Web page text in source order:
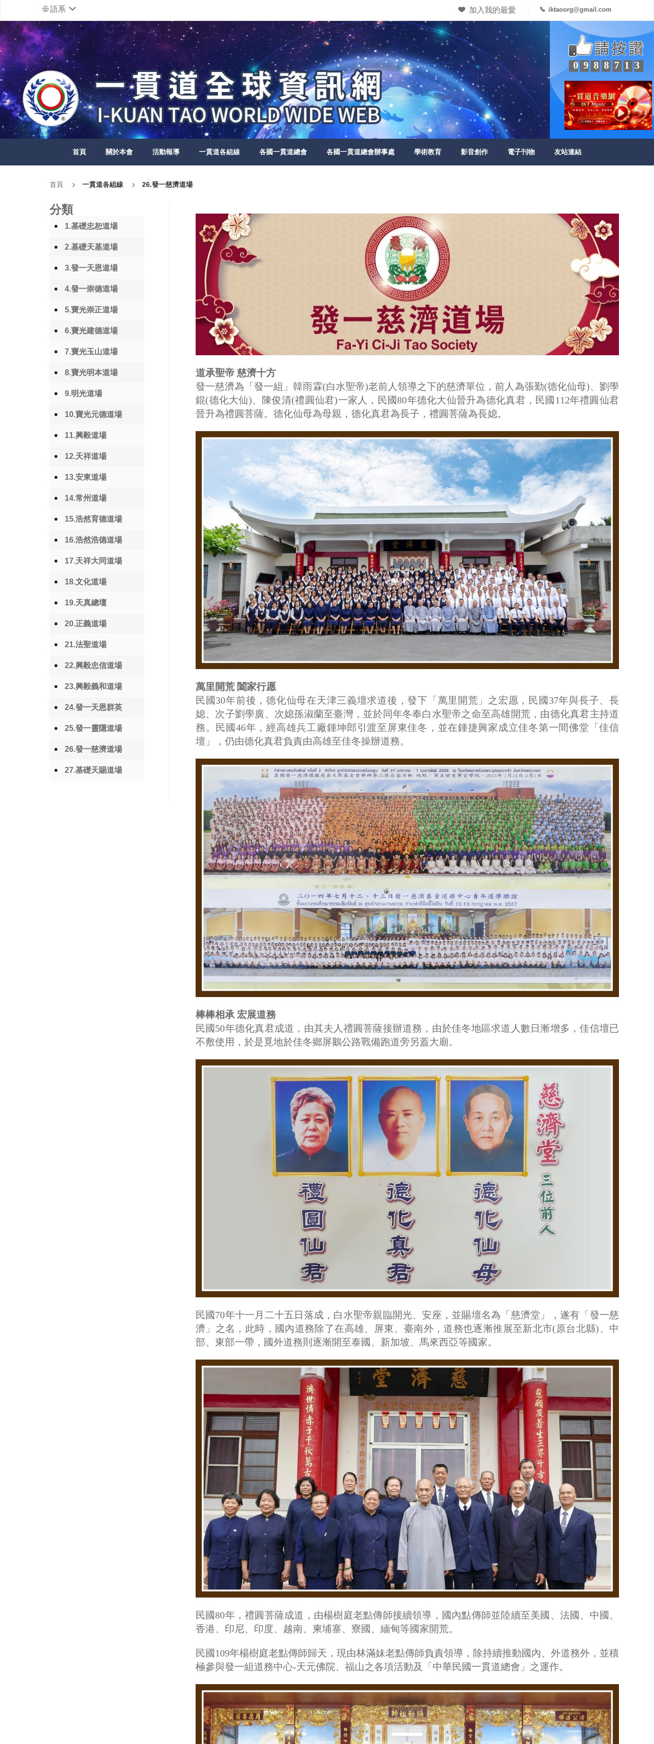
語系 加入我的最愛 iktaoorg@gmail.com
0988713
首頁 關於本會 活動報導 一貫道各組線 各國一貫道總會 各國一貫道總會辦事處 學術教育 影音創作 電子刊物 友站連結
首頁 一貫道各組線 26.發一慈濟道場
分類
1.基礎忠恕道場
2.基礎天基道場
3.發一天恩道場
4.發一崇德道場
5.寶光崇正道場
6.寶光建德道場
7.寶光玉山道場
8.寶光明本道場
9.明光道場
10.寶光元德道場
11.興毅道場
12.天祥道場
13.安東道場
14.常州道場
15.浩然育德道場
16.浩然浩德道場
17.天祥大同道場
18.文化道場
19.天真總壇
20.正義道場
21.法聖道場
22.興毅忠信道場
23.興毅義和道場
24.發一天恩群英
25.發一靈隱道場
26.發一慈濟道場
27.基礎天賜道場
道承聖帝 慈濟十方
發一慈濟為「發一組」韓雨霖(白水聖帝)老前人領導之下的慈濟單位，前人為張勤(德化仙母)、劉學
錕(德化大仙)、陳俊清(禮圓仙君)一家人，民國80年德化大仙晉升為德化真君，民國112年禮圓仙君
晉升為禮圓菩薩。德化仙母為母親，德化真君為長子，禮圓菩薩為長媳。
萬里開荒 闔家行愿
民國30年前後，德化仙母在天津三義壇求道後，發下「萬里開荒」之宏愿，民國37年與長子、長
媳、次子劉學廣、次媳孫淑蘭至臺灣，並於同年冬奉白水聖帝之命至高雄開荒，由德化真君主持道
務。民國46年，經高雄兵工廠鍾坤郎引渡至屏東佳冬，並在鍾捷興家成立佳冬第一間佛堂「佳信
壇」，仍由德化真君負責由高雄至佳冬操辦道務。
棒棒相承 宏展道務
民國50年德化真君成道，由其夫人禮圓菩薩接辦道務，由於佳冬地區求道人數日漸增多，佳信壇已
不敷使用，於是覓地於佳冬鄉屏鵝公路戰備跑道旁另蓋大廟。
民國70年十一月二十五日落成，白水聖帝親臨開光、安座，並賜壇名為「慈濟堂」，遂有「發一慈
濟」之名，此時，國內道務除了在高雄、屏東、臺南外，道務也逐漸推展至新北市(原台北縣)、中
部、東部一帶，國外道務則逐漸開至泰國、新加坡、馬來西亞等國家。
民國80年，禮圓菩薩成道，由楊樹庭老點傳師接續領導，國內點傳師並陸續至美國、法國、中國、
香港、印尼、印度、越南、柬埔寨、寮國、緬甸等國家開荒。
民國109年楊樹庭老點傳師歸天，現由林滿妹老點傳師負責領導，除持續推動國內、外道務外，並積
極參與發一組道務中心-天元佛院、福山之各項活動及「中華民國一貫道總會」之運作。